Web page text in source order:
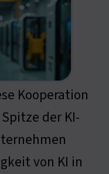
Kooperation
der KI-
von KI in